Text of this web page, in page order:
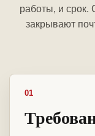
работы, и срок.
закрывают
01